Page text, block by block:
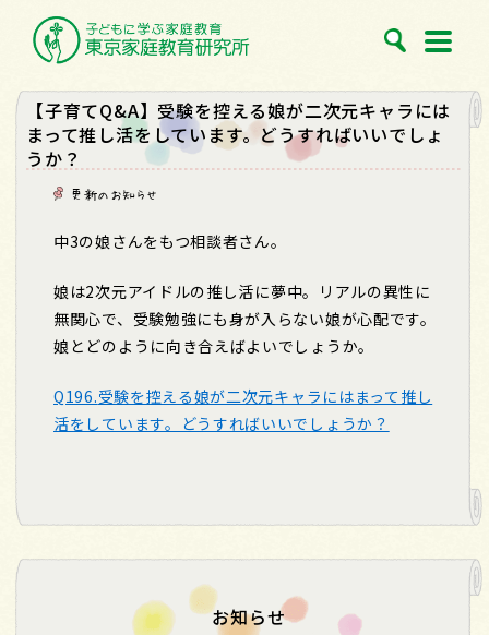
【子育てQ&A】受験を控える娘が二次元キャラには
まって推し活をしています。どうすればいいでしょ
うか？
更新のお知らせ
中3の娘さんをもつ相談者さん。
娘は2次元アイドルの推し活に夢中。リアルの異性に
無関心で、受験勉強にも身が入らない娘が心配です。
娘とどのように向き合えばよいでしょうか。
Q196.受験を控える娘が二次元キャラにはまって推し
活をしています。どうすればいいでしょうか？
お知らせ